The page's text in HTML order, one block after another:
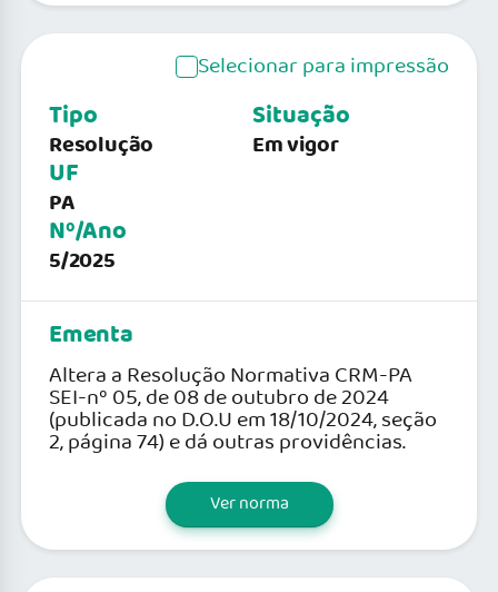
Selecionar para impressão
Tipo
Resolução
UF
PA
Nº/Ano
5/2025
Situação
Em vigor
Ementa
Altera a Resolução Normativa CRM-PA
SEI-nº 05, de 08 de outubro de 2024
(publicada no D.O.U em 18/10/2024, seção
2, página 74) e dá outras providências.
Ver norma